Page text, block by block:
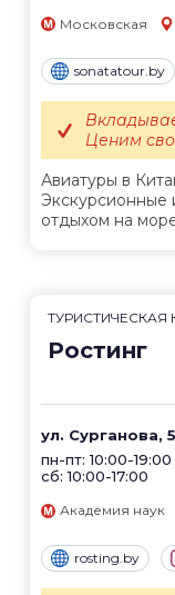
Московская
sonatatour.by
Авиатуры в
Экскурсионные
отдыхом на
Ценим
Ростинг
ул. Сурганова,
пн-пт: 10:00-19:00
сб: 10:00-17:00
Академия наук
rosting.by